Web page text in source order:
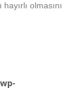
olmasını